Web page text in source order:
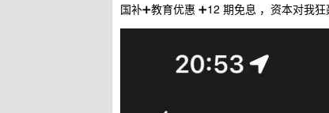
国补➕教育优惠 ➕12 期免息 ，资本对我